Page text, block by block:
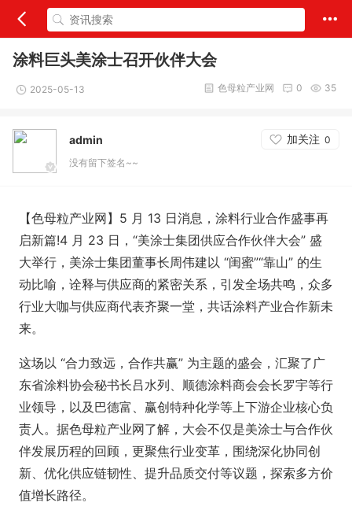
涂料巨头美涂士召开伙伴大会
2025-05-13 35
0
色母粒产业网
admin 加关注 0
没有留下签名~~
【色母粒产业网】5 月 13 日消息，涂料行业合作盛事再
启新篇!4 月 23 日，“美涂士集团供应合作伙伴大会” 盛
大举行，美涂士集团董事长周伟建以 “闺蜜”“靠山” 的生
动比喻，诠释与供应商的紧密关系，引发全场共鸣，众多
行业大咖与供应商代表齐聚一堂，共话涂料产业合作新未
来。
这场以 “合力致远，合作共赢” 为主题的盛会，汇聚了广
东省涂料协会秘书长吕水列、顺德涂料商会会长罗宇等行
业领导，以及巴德富、赢创特种化学等上下游企业核心负
责人。据色母粒产业网了解，大会不仅是美涂士与合作伙
伴发展历程的回顾，更聚焦行业变革，围绕深化协同创
新、优化供应链韧性、提升品质交付等议题，探索多方价
值增长路径。